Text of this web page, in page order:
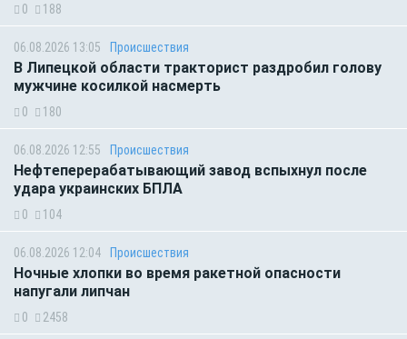
0 188
06.08.2026 13:05 Происшествия
В Липецкой области тракторист раздробил голову
мужчине косилкой насмерть
0 180
06.08.2026 12:55 Происшествия
Нефтеперерабатывающий завод вспыхнул после
удара украинских БПЛА
0 104
06.08.2026 12:04 Происшествия
Ночные хлопки во время ракетной опасности
напугали липчан
0 2458